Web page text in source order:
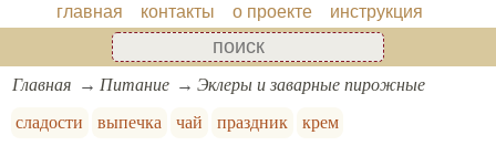
главная контакты о проекте инструкция
Главная Питание
Эклеры и заварные пирожные
сладости
выпечка чай праздник крем